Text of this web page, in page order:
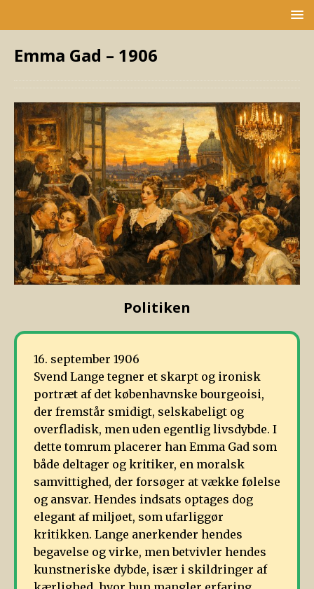
Emma Gad – 1906
Politiken
16. september 1906
Svend Lange tegner et skarpt og ironisk
portræt af det københavnske bourgeoisi,
der fremstår smidigt, selskabeligt og
overfladisk, men uden egentlig livsdybde. I
dette tomrum placerer han Emma Gad som
både deltager og kritiker, en moralsk
samvittighed, der forsøger at vække følelse
og ansvar. Hendes indsats optages dog
elegant af miljøet, som ufarliggør
kritikken. Lange anerkender hendes
begavelse og virke, men betvivler hendes
kunstneriske dybde, især i skildringer af